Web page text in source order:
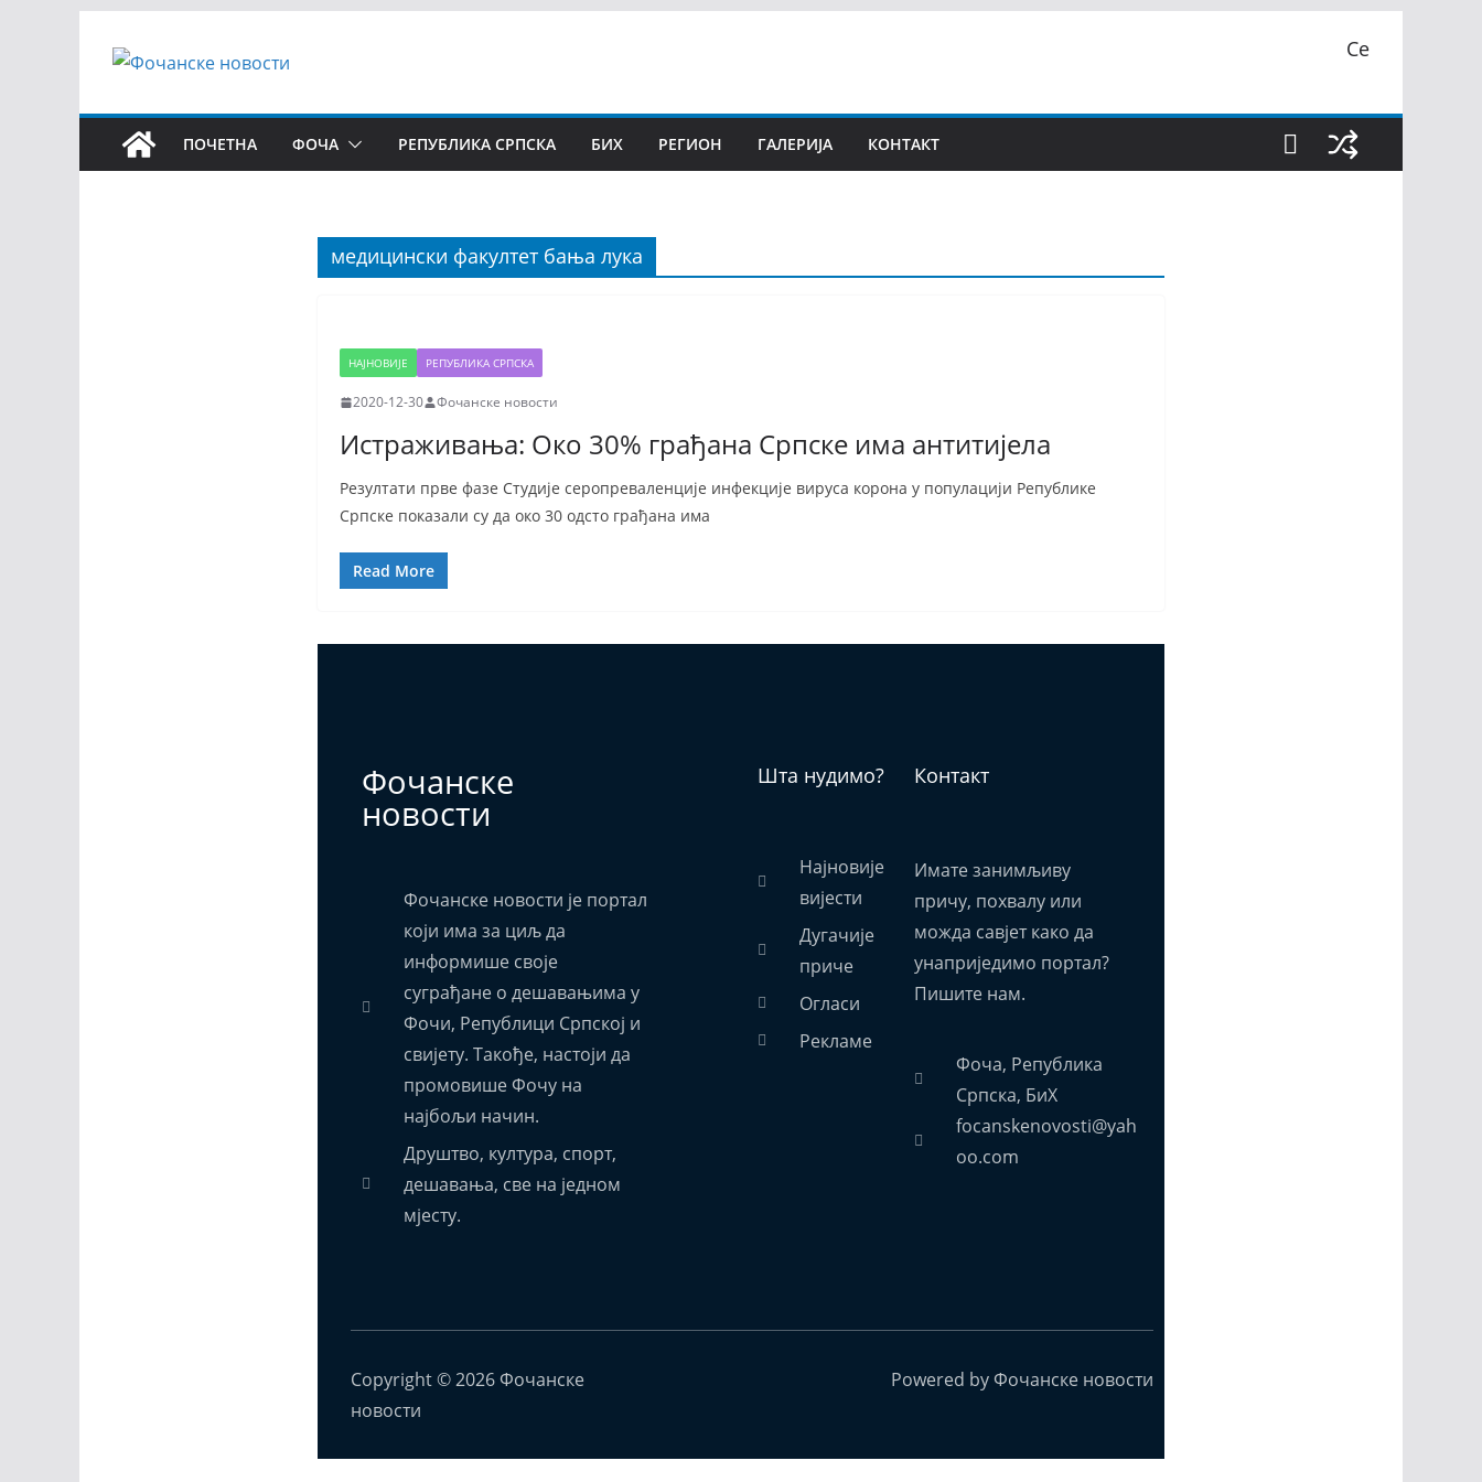
Се
ПОЧЕТНА ФОЧА РЕПУБЛИКА СРПСКА БИХ РЕГИОН ГАЛЕРИЈА КОНТАКТ
медицински факултет бања лука
НАЈНОВИЈЕ РЕПУБЛИКА СРПСКА
2020-12-30 Фочанске новости
Истраживања: Око 30% грађана Српске има антитијела
Резултати прве фазе Студије серопреваленције инфекције вируса корона у популацији Републике
Српске показали су да око 30 одсто грађана има
Read More
Фочанске
новости
Фочанске новости је портал
који има за циљ да
информише своје
суграђане о дешавањима у
Фочи, Републици Српској и
свијету. Такође, настоји да
промовише Фочу на
најбољи начин.
Друштво, култура, спорт,
дешавања, све на једном
мјесту.
Шта нудимо?
Најновије
вијести
Дугачије
приче
Огласи
Рекламе
Контакт
Имате занимљиву
причу, похвалу или
можда савјет како да
унаприједимо портал?
Пишите нам.
Фоча, Република
Српска, БиХ
focanskenovosti@yah
oo.com
Copyright © 2026 Фочанске
новости
Powered by Фочанске новости